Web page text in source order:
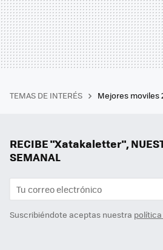
TEMAS DE INTERÉS Mejores moviles
RECIBE "Xatakaletter",
SEMANAL
Suscribiéndote aceptas nuestra